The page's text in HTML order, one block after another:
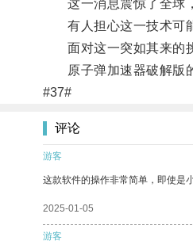
这一消息震惊了全球，
有人担心这一技术可能
面对这一突如其来的挑
原子弹加速器破解版的
#37#
评论
游客
这款软件的操作非常简单，即使是
2025-01-05
游客